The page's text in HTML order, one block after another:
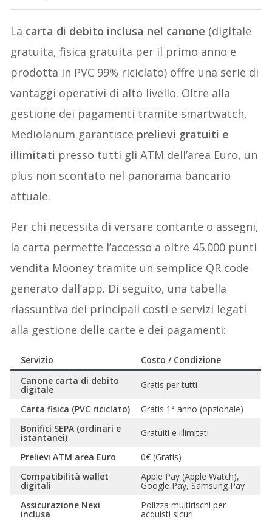
La carta di debito inclusa nel canone (digitale
gratuita, fisica gratuita per il primo anno e
prodotta in PVC 99% riciclato) offre una serie di
vantaggi operativi di alto livello. Oltre alla
gestione dei pagamenti tramite smartwatch,
Mediolanum garantisce prelievi gratuiti e
illimitati presso tutti gli ATM dell’area Euro, un
plus non scontato nel panorama bancario
attuale.
Per chi necessita di versare contante o assegni,
la carta permette l’accesso a oltre 45.000 punti
vendita Mooney tramite un semplice QR code
generato dall’app. Di seguito, una tabella
riassuntiva dei principali costi e servizi legati
alla gestione delle carte e dei pagamenti:
Servizio
Costo / Condizione
Canone carta di debito
digitale Gratis per tutti
Carta fisica (PVC riciclato)
Gratis 1° anno (opzionale)
Bonifici SEPA (ordinari e
istantanei) Gratuiti e illimitati
Prelievi ATM area Euro
0€ (Gratis)
Compatibilità wallet
digitali
Apple Pay (Apple Watch),
Google Pay, Samsung Pay
Assicurazione Nexi
inclusa
Polizza multirischi per
acquisti sicuri